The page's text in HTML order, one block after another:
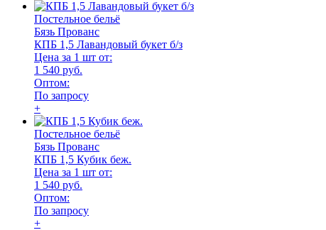
Постельное бельё
Бязь Прованс
КПБ 1,5 Лавандовый букет б/з
Цена за 1 шт от:
1 540 руб.
Оптом:
По запросу
+
Постельное бельё
Бязь Прованс
КПБ 1,5 Кубик беж.
Цена за 1 шт от:
1 540 руб.
Оптом:
По запросу
+